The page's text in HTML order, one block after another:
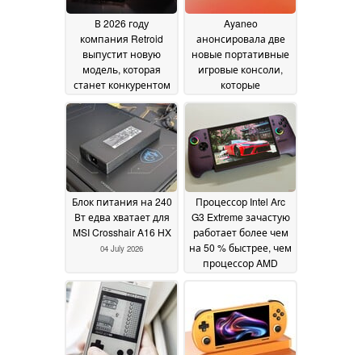
В 2026 году
компания Retroid
выпустит новую
модель, которая
станет конкурентом
оснащена двумя
дисплеями05 July 2026
Ayaneo
анонсировала две
новые портативные
игровые консоли,
которые
выпустить по всему
миру04 July 2026
Блок питания на 240
Вт едва хватает для
MSI Crosshair A16 HX
04 July 2026
Процессор Intel Arc
G3 Extreme зачастую
работает более чем
на 50 % быстрее, чем
процессор AMD
мощности 35 ватт02
July 2026